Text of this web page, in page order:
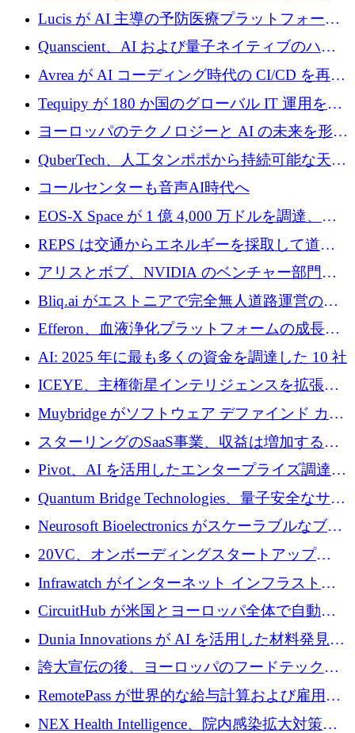
に 400 万ユーロを確保
Lucis が AI 主導の予防医療プラットフォーム
を拡大するためにシリーズ A で 2,000 万ドル
を調達
Quanscient、AI および量子ネイティブのハー
ドウェア エンジニアリングを推進するために
1,000 万ユーロを調達
Avrea が AI コーディング時代の CI/CD を再発
明するために 470 万ドルをかけてステルスか
ら浮上
Tequipy が 180 か国のグローバル IT 運用を自
動化するために 300 万ユーロ以上を調達
ヨーロッパのテクノロジーと AI の未来を形作
る: イノベーション リーダーが Nexus
Luxembourg 2026 に集まる理由
QuberTech、人工タンポポから持続可能な天然
ゴムを開発するために 340 万ポンドを調達
コールセンターも音声AI時代へ
EOS-X Space が 1 億 4,000 万ドルを調達、
Mistral が Emmi AI を買収、Bliq がエストニア
での完全無人道路運営を承認
REPS は交通からエネルギーを採取して道路
を発電所に変えるために 2,360 万ドルを調達
アリスとボブ、NVIDIA のベンチャー部門か
らの投資でシリーズ B を拡大
Bliq.ai がエストニアで完全無人道路運営の承
認を獲得
Efferon、血液浄化プラットフォームの成長に
250万ユーロを確保
AI: 2025 年に最も多くの資金を調達した 10 社
ICEYE、主権衛星インテリジェンスを拡張す
るために 3 億ユーロの信用枠を確保
Muybridge がソフトウェア デファインド カメ
ラ テクノロジーを拡張するためにシリーズ A
で 1,600 万ドルを調達
スターリングのSaaS事業、収益は増加するも
グループ利益は減少
Pivot、AI を活用したエンタープライズ調達プ
ラットフォームを拡大するために 4,000 万ド
ルを調達
Quantum Bridge Technologies、量子安全なサイ
バーセキュリティ インフラストラクチャの拡
Neurosoft Bioelectronics がスケーラブルなブレ
イン コンピューター インターフェイスのため
に 750 万ドルを調達
20VC、オンボーディングスタートアップ
Prelude へのシリーズ A 投資で 2,000 万ドルを
Infrawatch がインターネット インフラストラ
クチャ インテリジェンス向けに 300 万ドルの
プレシードを確保
CircuitHub が米国とヨーロッパ全体で自動電
子機器製造を拡大するために 2,800 万ドルを
Dunia Innovations が AI を活用した材料発見を
産業化するために 2 億 8,000 万ユーロのベル
リン GigaLab を発表
誇大宣伝の後、ヨーロッパのフードテックセ
クターはファンダメンタルズを中心に再構築
RemotePass が世界的な給与計算および雇用プ
ラットフォームを拡大するために 1,740 万ド
NEX Health Intelligence、院内感染拡大対策に